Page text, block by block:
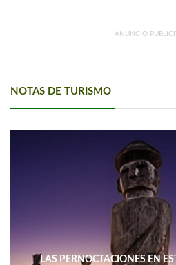
ANUNCIO
NOTAS DE TURISMO
LAS PERNOCTACIONES EN